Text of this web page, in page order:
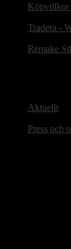
Köpvillkor
Tradera -
Remake
Aktuellt
Press och